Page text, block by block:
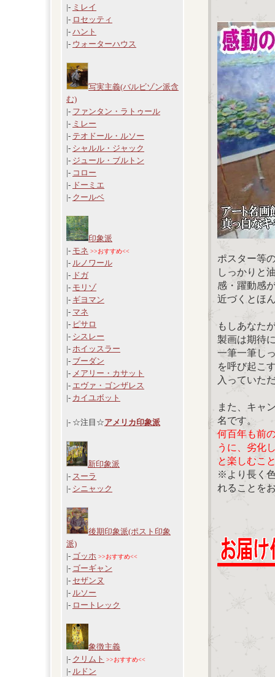
|- ミレイ
|- ロセッティ
|- ハント
|- ウォーターハウス
写実主義(バルビゾン派含
む)
|- ファンタン・ラトゥール
|- ミレー
|- テオドール・ルソー
|- シャルル・ジャック
|- ジュール・ブルトン
|- コロー
|- ドーミエ
|- クールベ
印象派
|- モネ >>おすすめ<<
|- ルノワール
|- ドガ
|- モリゾ
|- ギヨマン
|- マネ
|- ピサロ
|- シスレー
|- ホイッスラー
|- ブーダン
|- メアリー・カサット
|- エヴァ・ゴンザレス
|- カイユボット
|- ☆注目☆アメリカ印象派
新印象派
|- スーラ
|- シニャック
後期印象派(ポスト印象
派)
|- ゴッホ >>おすすめ<<
|- ゴーギャン
|- セザンヌ
|- ルソー
|- ロートレック
象徴主義
|- クリムト >>おすすめ<<
|- ルドン
ポスター等
しっかりと
感・躍動感
近づくとほ
もしあなた
製画は期待
一筆一筆し
を呼び起こ
入っていた
また、キャ
名です。
何百年も前
うに、劣化
と楽しむこ
※より長く
れることを